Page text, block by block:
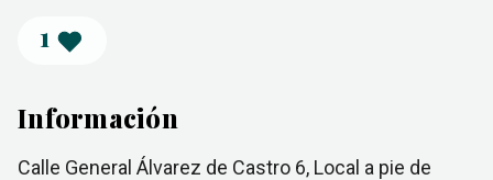
1
Información
Calle General Álvarez de Castro 6, Local a pie de